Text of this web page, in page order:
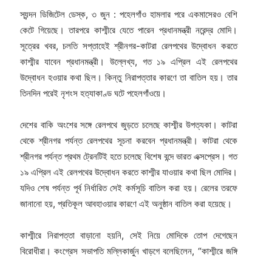
স্যন্দন ডিজিটেল ডেস্ক, ৩ জুন : পহেলগাঁও হামলার পরে একমাসেরও বেশি
কেটে গিয়েছে। তারপরে কাশ্মীরে যেতে পারেন প্রধানমন্ত্রী নরেন্দ্র মোদি।
সূত্রের খবর, চলতি সপ্তাহেই শ্রীনগর-কাটরা রেলপথের উদ্বোধন করতে
কাশ্মীর যাবেন প্রধানমন্ত্রী। উল্লেখ্য, গত ১৯ এপ্রিল এই রেলপথের
উদ্বোধন হওয়ার কথা ছিল। কিন্তু নিরাপত্তার কারণে তা বাতিল হয়। তার
তিনদিন পরেই নৃশংস হত্যাকাণ্ড ঘটে পহেলগাঁওয়ে।
দেশের বাকি অংশের সঙ্গে রেলপথে জুড়তে চলেছে কাশ্মীর উপত্যকা। কাটরা
থেকে শ্রীনগর পর্যন্ত রেলপথের সূচনা করবেন প্রধানমন্ত্রী। কাটরা থেকে
শ্রীনগর পর্যন্ত প্রথম ট্রেনটিই হতে চলেছে বিশেষ বন্দে ভারত এক্সপ্রেস। গত
১৯ এপ্রিল এই রেলপথের উদ্বোধন করতে কাশ্মীর যাওয়ার কথা ছিল মোদির।
যদিও শেষ পর্যন্ত পূর্ব নির্ধারিত সেই কর্মসূচি বাতিল করা হয়। রেলের তরফে
জানানো হয়, প্রতিকূল আবহাওয়ার কারণে এই অনুষ্ঠান বাতিল করা হয়েছে।
কাশ্মীরে নিরাপত্তা বাড়ানো হয়নি, সেই নিয়ে মোদিকে তোপ দেগেছেন
বিরোধীরা। কংগ্রেস সভাপতি মল্লিকার্জুন খাড়গে বলেছিলেন, “কাশ্মীরে জঙ্গি